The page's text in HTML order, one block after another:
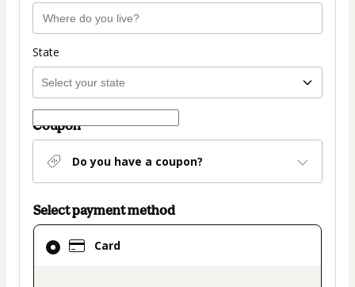
State
Coupon
Do you have a coupon?
Select payment method
Card
Card
selected